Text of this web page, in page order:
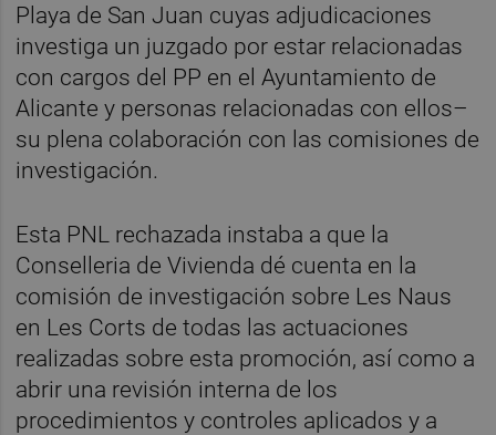
Playa de San Juan cuyas adjudicaciones
investiga un juzgado por estar relacionadas
con cargos del PP en el Ayuntamiento de
Alicante y personas relacionadas con ellos–
su plena colaboración con las comisiones de
investigación.
Esta PNL rechazada instaba a que la
Conselleria de Vivienda dé cuenta en la
comisión de investigación sobre Les Naus
en Les Corts de todas las actuaciones
realizadas sobre esta promoción, así como a
abrir una revisión interna de los
procedimientos y controles aplicados y a